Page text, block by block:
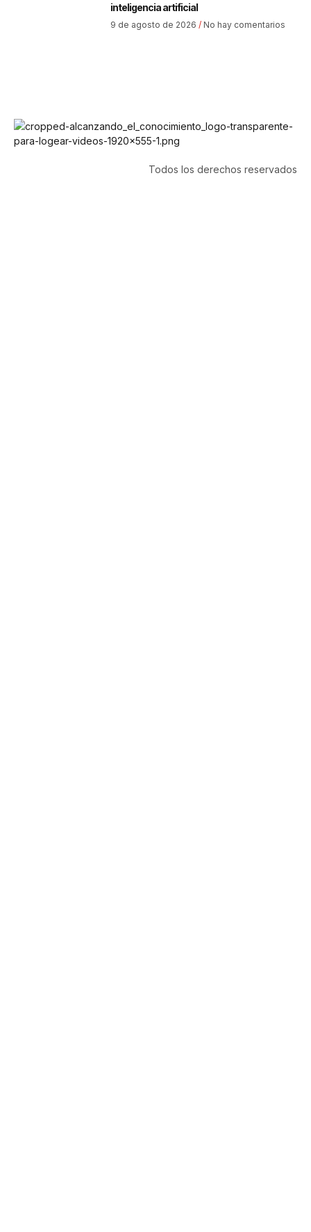
inteligencia artificial
9 de agosto de 2026 No hay comentarios
Todos los derechos reservados